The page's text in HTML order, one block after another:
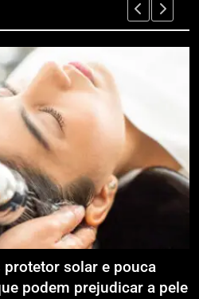
protetor solar e pouca
podem prejudicar a pele